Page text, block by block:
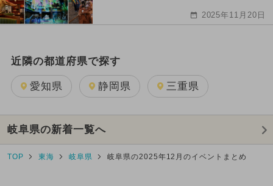
2025年11月20日
近隣の都道府県で探す
愛知県 静岡県 三重県
岐阜県の新着一覧へ
TOP 東海 岐阜県 岐阜県の2025年12月のイベントまとめ